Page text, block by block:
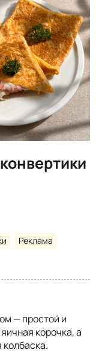
Реклама
— простой и
корочка, а